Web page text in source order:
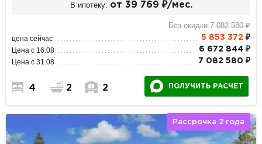
В ипотеку: от 39 769 ₽/мес.
Без скидки 7 082 580 ₽
цена сейчас 5 853 372 ₽
Цена с 16.08 6 672 844 ₽
Цена с 31.08 7 082 580 ₽
4 2 2 ПОЛУЧИТЬ РАСЧЕТ
Рассрочка 2 года